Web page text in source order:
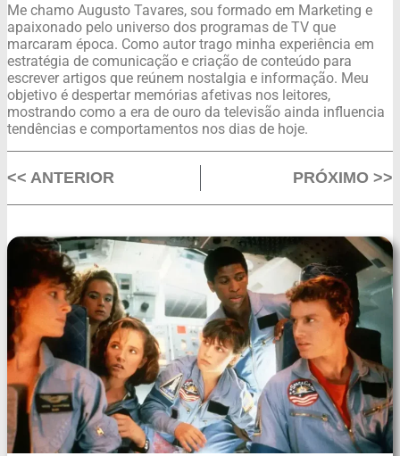
Me chamo Augusto Tavares, sou formado em Marketing e
apaixonado pelo universo dos programas de TV que
marcaram época. Como autor trago minha experiência em
estratégia de comunicação e criação de conteúdo para
escrever artigos que reúnem nostalgia e informação. Meu
objetivo é despertar memórias afetivas nos leitores,
mostrando como a era de ouro da televisão ainda influencia
tendências e comportamentos nos dias de hoje.
<< ANTERIOR PRÓXIMO >>